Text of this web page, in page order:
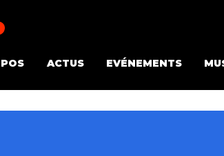
ACTUS EVÉNEMENTS